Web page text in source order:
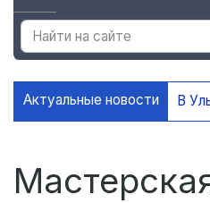
Актуальные новости